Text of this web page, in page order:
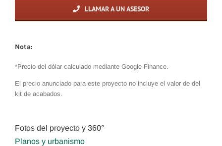
LLAMAR A UN ASESOR
Nota:
*Precio del dólar calculado mediante Google Finance.
El precio anunciado para este proyecto no incluye el valor de del
kit de acabados.
Fotos del proyecto y 360°
Planos y urbanismo